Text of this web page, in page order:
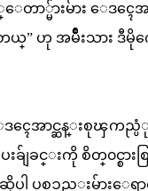
တာ္မ်ားမ်ား ေဒၚ
အမ်ိဳးသား ဒီမိုကေရ
ၚေအာင္ဆန္းစုၾကည္
ခ်ျခင္းကို စိတ္၀င္စာ
ပစၥည္းမ်ားေရ